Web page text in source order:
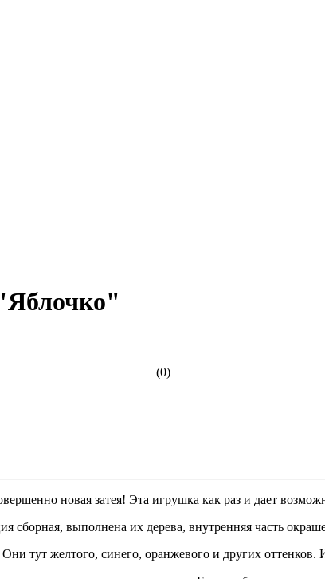
(0)
новая затея! Эта игрушка как раз и дает
сборная, выполнена их дерева, внутренняя часть
тут желтого, синего, оранжевого и других